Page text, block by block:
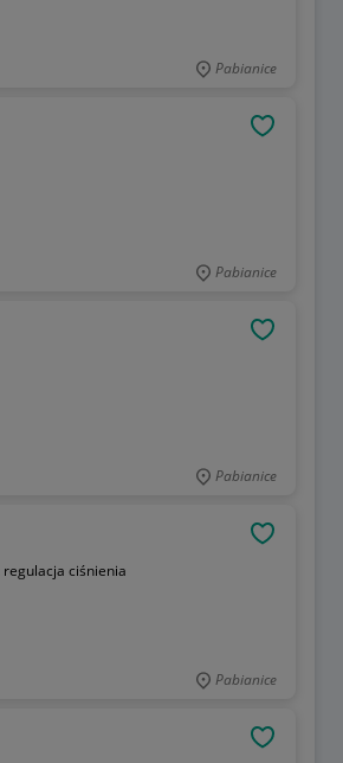
Pabianice
Pabianice
Pabianice
regulacja ciśnienia
Pabianice